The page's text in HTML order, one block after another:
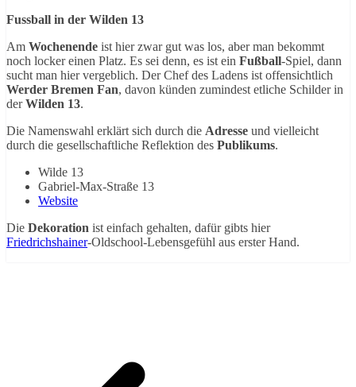
Fussball in der Wilden 13
Am Wochenende ist hier zwar gut was los, aber man bekommt
noch locker einen Platz. Es sei denn, es ist ein Fußball-Spiel, dann
sucht man hier vergeblich. Der Chef des Ladens ist offensichtlich
Werder Bremen Fan, davon künden zumindest etliche Schilder in
derWilden 13.
Die Namenswahl erklärt sich durch die Adresse und vielleicht
durch die gesellschaftliche Reflektion des Publikums.
Wilde 13
Gabriel-Max-Straße 13
Website
Die Dekoration ist einfach gehalten, dafür gibts hier
Friedrichshainer-Oldschool-Lebensgefühl aus erster Hand.